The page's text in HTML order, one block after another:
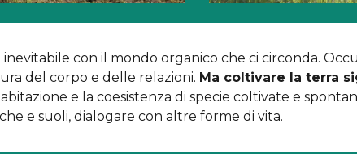
con il mondo organico che ci circonda.
del corpo e delle relazioni. Ma coltivare la terra
e la coesistenza di specie coltivate e
e suoli, dialogare con altre forme di vita.